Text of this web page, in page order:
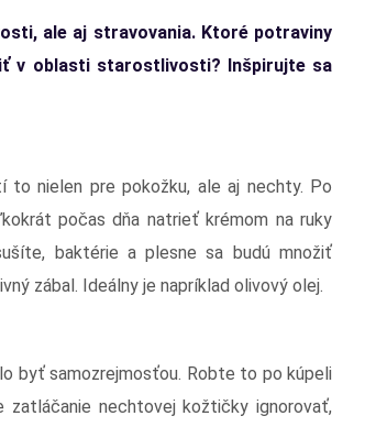
ale aj stravovania. Ktoré potraviny
v oblasti starostlivosti? Inšpirujte sa
to nielen pre pokožku, ale aj nechty. Po
počas dňa natrieť krémom na ruky
baktérie a plesne sa budú množiť
zábal. Ideálny je napríklad olivový olej.
byť samozrejmosťou. Robte to po kúpeli
nechtovej kožtičky ignorovať,